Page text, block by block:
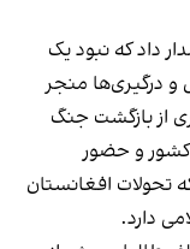
داد که نبود یک
و درگیری‌ها منجر
از بازگشت جنگ
کشور و حضور
تحولات افغانستان
دارد.